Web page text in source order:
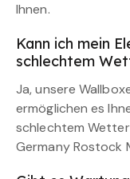
Ihnen.
Kann ich mein
schlechtem
Ja, unsere
ermöglichen es
schlechtem
Germany Rostock